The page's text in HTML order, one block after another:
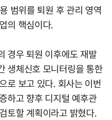
범위를 퇴원 후 관리 영역
의 핵심이다.
경우 퇴원 이후에도 재발
생체신호 모니터링을 통한
로 보고 있다. 회사는 이번
하고 향후 디지털 예후관
토할 계획이라고 밝혔다.